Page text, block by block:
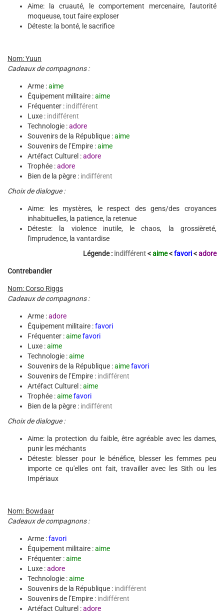
Aime: la cruauté, le comportement mercenaire, l'autorité
moqueuse, tout faire exploser
Déteste: la bonté, le sacrifice
Nom: Yuun
Cadeaux de compagnons :
Arme :aime
Équipement militaire :aime
Fréquenter : indifférent
Luxe : indifférent
Technologie :adore
Souvenirs de la République :aime
Souvenirs de l’Empire :aime
Artéfact Culturel :adore
Trophée :adore
Bien de la pègre : indifférent
Choix de dialogue :
Aime: les mystères, le respect des gens/des croyances
inhabituelles, la patience, la retenue
Déteste: la violence inutile, le chaos, la grossièreté,
l'imprudence, la vantardise
Légende : indifférent<aime<favori<adore
Contrebandier
Nom: Corso Riggs
Cadeaux de compagnons :
Arme :adore
Équipement militaire :favori
Fréquenter :aimefavori
Luxe :aime
Technologie :aime
Souvenirs de la République :aimefavori
Souvenirs de l’Empire : indifférent
Artéfact Culturel :aime
Trophée :aimefavori
Bien de la pègre : indifférent
Choix de dialogue :
Aime: la protection du faible, être agréable avec les dames,
punir les méchants
Déteste: blesser pour le bénéfice, blesser les femmes peu
importe ce qu'elles ont fait, travailler avec les Sith ou les
Impériaux
Nom: Bowdaar
Cadeaux de compagnons :
Arme :favori
Équipement militaire :aime
Fréquenter :aime
Luxe :adore
Technologie :aime
Souvenirs de la République : indifférent
Souvenirs de l’Empire : indifférent
Artéfact Culturel :adore